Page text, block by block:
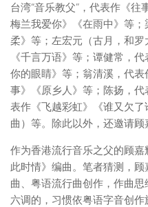
台湾“音乐教父”，代表作《
梅兰我爱你》《在雨中》等
柔》等；左宏元（古月，和罗
《千言万语》等；谭健常，
你的眼睛》等；翁清溪，代
事》《原乡人》等；陈扬，
表作《飞越彩虹》《谁又欠
曲）等‌。除此以外，还邀请顾
作为香港流行音乐之父的顾
此时情》编曲。笔者猜测，
曲、粤语流行曲创作，作曲
六调的，习惯依粤语字音创